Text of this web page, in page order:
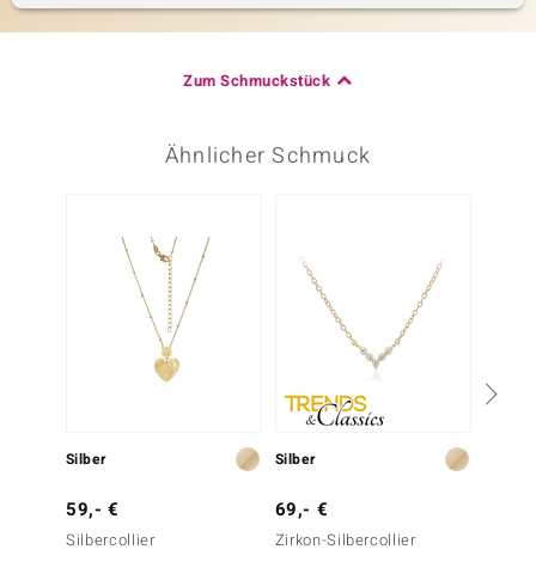
Zum Schmuckstück
Ähnlicher Schmuck
Silber
59,- €
Silbercollier
Silber
69,- €
Zirkon-Silbercollier